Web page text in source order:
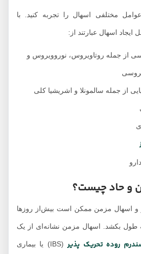
اسهال را تجربه کنید. با
اسهال عبارتند از:
جمله روتاویروس، نوروویروس و
جمله سالمونلا و اشریشیا کلی
حاد چیست؟
الی 2 روز و اسهال مزمن ممکن است بیش‌از روزها
۴ هفته طول بکشد. اسهال مزمن نشانه‌ای از یک
روده تحریک پذیر (IBS) یا بیماری